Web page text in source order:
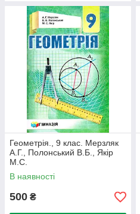
Геометрія., 9 клас. Мерзляк
А.Г., Полонський В.Б., Якір
М.С.
В наявності
500 ₴